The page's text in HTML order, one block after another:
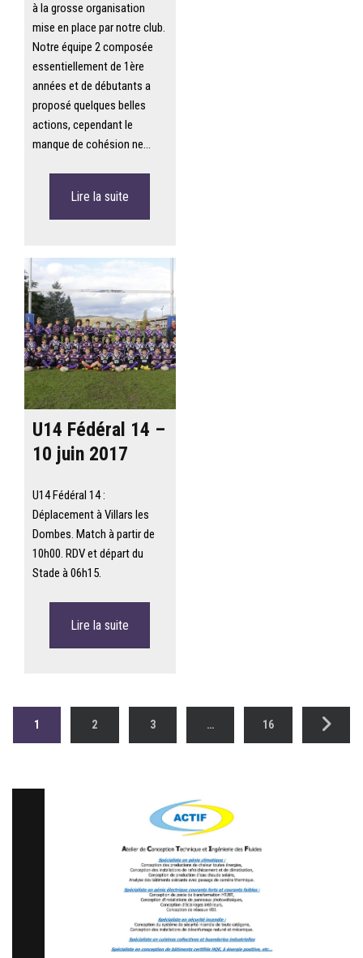
à la grosse organisation
mise en place par notre club.
Notre équipe 2 composée
essentiellement de 1ère
années et de débutants a
proposé quelques belles
actions, cependant le
manque de cohésion ne…
Lire la suite
U14 Fédéral 14 –
10 juin 2017
U14 Fédéral 14 :
Déplacement à Villars les
Dombes. Match à partir de
10h00. RDV et départ du
Stade à 06h15.
Lire la suite
1 2 3 … 16